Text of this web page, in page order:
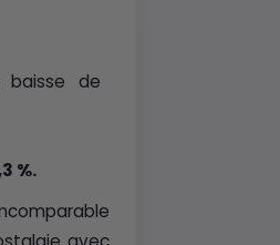
baisse de
%.